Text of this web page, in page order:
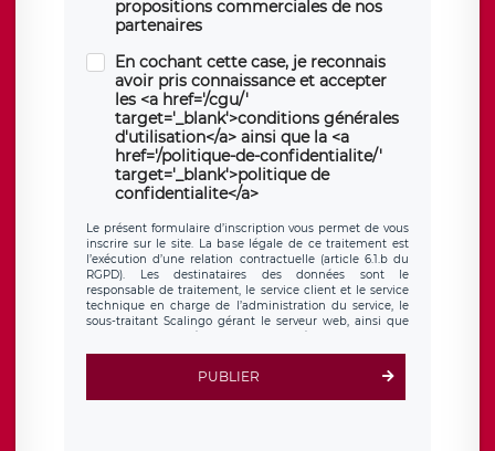
propositions commerciales de nos
partenaires
En cochant cette case, je reconnais
avoir pris connaissance et accepter
les <a href='/cgu/'
target='_blank'>conditions générales
d'utilisation</a> ainsi que la <a
href='/politique-de-confidentialite/'
target='_blank'>politique de
confidentialite</a>
Le présent formulaire d’inscription vous permet de vous
inscrire sur le site. La base légale de ce traitement est
l’exécution d’une relation contractuelle (article 6.1.b du
RGPD). Les destinataires des données sont le
responsable de traitement, le service client et le service
technique en charge de l’administration du service, le
sous-traitant Scalingo gérant le serveur web, ainsi que
toute personne légalement autorisée. Le formulaire
d’inscription est hébergé sur un serveur hébergé par
clauses de
protection conformes au RGPD
. Les données collectées
sont conservées jusqu’à ce que l’Internaute en sollicite la
PUBLIER